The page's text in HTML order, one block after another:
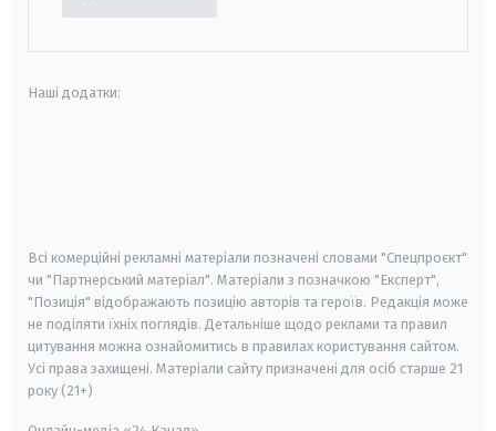
Наші додатки:
Всі комерційні рекламні матеріали позначені словами "Спецпроєкт"
чи "Партнерський матеріал". Матеріали з позначкою "Експерт",
"Позиція" відображають позицію авторів та героїв. Редакція може
не поділяти їхніх поглядів. Детальніше щодо реклами та правил
цитування можна ознайомитись в правилах користування сайтом.
Усі права захищені. Матеріали сайту призначені для осіб старше 21
року (21+)